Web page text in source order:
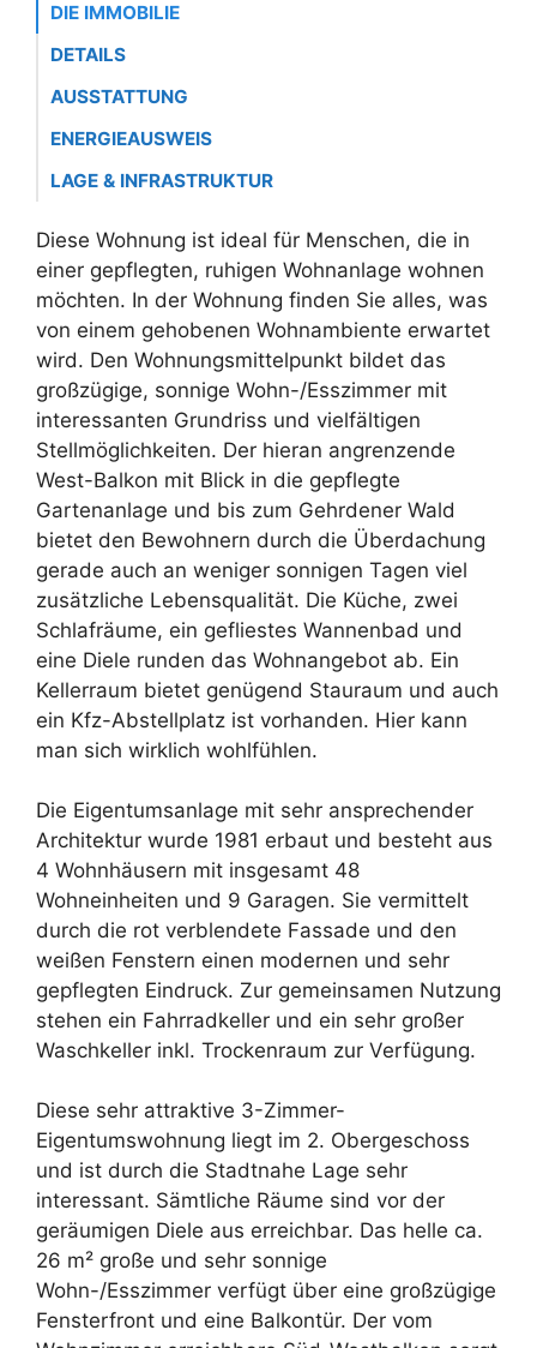
DIE IMMOBILIE
DETAILS
AUSSTATTUNG
ENERGIEAUSWEIS
LAGE & INFRASTRUKTUR
Diese Wohnung ist ideal für Menschen, die in
einer gepflegten, ruhigen Wohnanlage wohnen
möchten. In der Wohnung finden Sie alles, was
von einem gehobenen Wohnambiente erwartet
wird. Den Wohnungsmittelpunkt bildet das
großzügige, sonnige Wohn-/Esszimmer mit
interessanten Grundriss und vielfältigen
Stellmöglichkeiten. Der hieran angrenzende
West-Balkon mit Blick in die gepflegte
Gartenanlage und bis zum Gehrdener Wald
bietet den Bewohnern durch die Überdachung
gerade auch an weniger sonnigen Tagen viel
zusätzliche Lebensqualität. Die Küche, zwei
Schlafräume, ein gefliestes Wannenbad und
eine Diele runden das Wohnangebot ab. Ein
Kellerraum bietet genügend Stauraum und auch
ein Kfz-Abstellplatz ist vorhanden. Hier kann
man sich wirklich wohlfühlen.
Die Eigentumsanlage mit sehr ansprechender
Architektur wurde 1981 erbaut und besteht aus
4 Wohnhäusern mit insgesamt 48
Wohneinheiten und 9 Garagen. Sie vermittelt
durch die rot verblendete Fassade und den
weißen Fenstern einen modernen und sehr
gepflegten Eindruck. Zur gemeinsamen Nutzung
stehen ein Fahrradkeller und ein sehr großer
Waschkeller inkl. Trockenraum zur Verfügung.
Diese sehr attraktive 3-Zimmer-
Eigentumswohnung liegt im 2. Obergeschoss
und ist durch die Stadtnahe Lage sehr
interessant. Sämtliche Räume sind vor der
geräumigen Diele aus erreichbar. Das helle ca.
26 m² große und sehr sonnige
Wohn-/Esszimmer verfügt über eine großzügige
Fensterfront und eine Balkontür. Der vom